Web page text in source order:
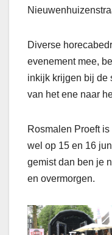
Diverse
evenement mee,
inkijk krijgen bij de
van het ene naar
Rosmalen Proeft
wel op 15 en 16
gemist dan ben je
en overmorgen.